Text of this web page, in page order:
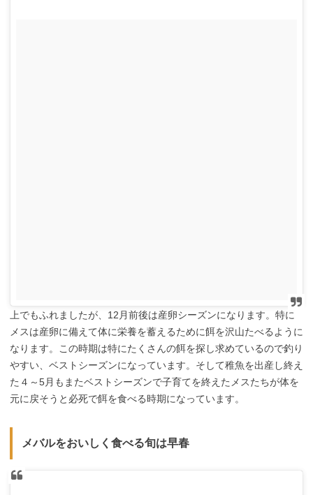
上でもふれましたが、 12 月前後は産卵シーズンになります。特に
メスは産卵に備えて体に栄養を蓄えるために餌を沢山たべるように
なります。この時期は特にたくさんの餌を探し求めているので釣り
やすい、ベストシーズンになっています。そして稚魚を出産し終え
た４～5月もまたベストシーズンで子育てを終えたメスたちが体を
元に戻そうと必死で餌を食べる時期になっています。
メバルをおいしく食べる旬は早春